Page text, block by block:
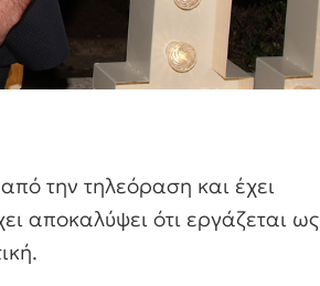
την τηλεόραση και έχει
αποκαλύψει ότι εργάζεται ως